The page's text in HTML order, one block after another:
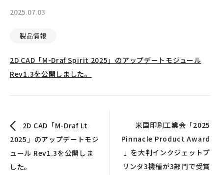
2025.07.03
製品情報
2D CAD「M-Draf Spirit 2025」のアップデートモジュール
Rev1.3を公開しました。
2D CAD「M-Draf Lt
2025」のアップデートモジ
ュール Rev1.3を公開しま
した。
米国印刷工業会「2025
Pinnacle Product Award
」を大判インクジェットプ
リンタ3機種が3部門で受賞